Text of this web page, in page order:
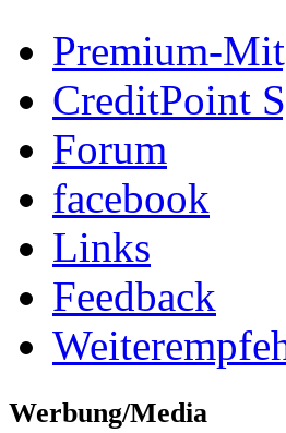
Premium-
CreditPoint
Forum
facebook
Links
Feedback
Werbung/Media